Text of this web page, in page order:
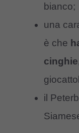
bianco;
una
è che
cinghie
il